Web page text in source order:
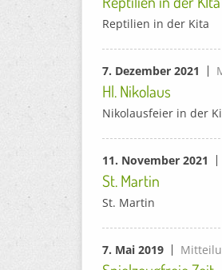
Reptilien in der Kita
7. Dezember 2021
Hl. Nikolaus
Nikolausfeier in der
11. November 2021
St. Martin
St. Martin
7. Mai 2019